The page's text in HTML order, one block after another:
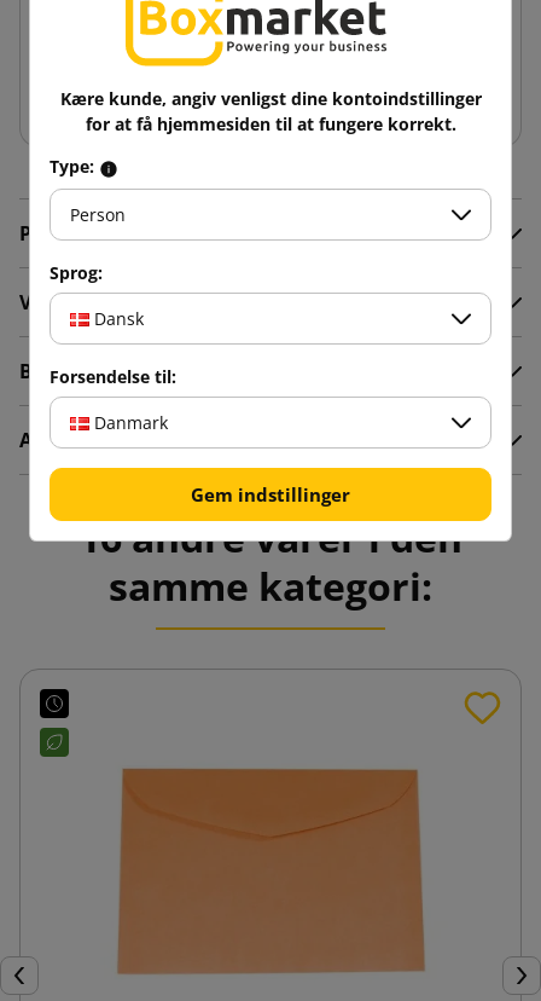
+
Tilføj til kurv
Produktoplysninger
Video
Beskrivelse
Anmeldelser
16 andre varer i den
samme kategori:
Forrige
Kære kunde, angiv venligst dine kontoindstillinger
for at få hjemmesiden til at fungere korrekt.
Type:
Person
Sprog:
Dansk
Forsendelse til:
Danmark
Gem indstillinger